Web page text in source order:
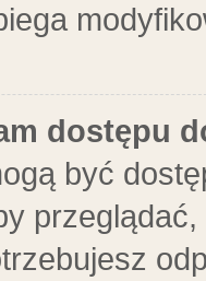
dostępu
być